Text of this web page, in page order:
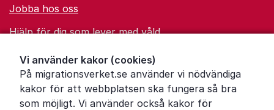
Vi använder kakor (cookies)
På migrationsverket.se använder vi nödvändiga
kakor för att webbplatsen ska fungera så bra
som möjligt. Vi använder också kakor för
Jobba hos oss
Hjälp för dig som lever med våld
Ordförklaringar
Om Migrationsverket
Pressrum